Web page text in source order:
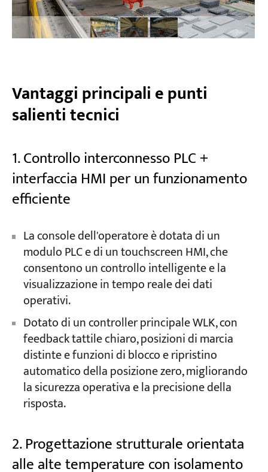
Vantaggi principali e punti
salienti tecnici
1. Controllo interconnesso PLC +
interfaccia HMI per un funzionamento
efficiente
La console dell'operatore è dotata di un
modulo PLC e di un touchscreen HMI, che
consentono un controllo intelligente e la
visualizzazione in tempo reale dei dati
operativi.
Dotato di un controller principale WLK, con
feedback tattile chiaro, posizioni di marcia
distinte e funzioni di blocco e ripristino
automatico della posizione zero, migliorando
la sicurezza operativa e la precisione della
risposta.
2. Progettazione strutturale orientata
alle alte temperature con isolamento